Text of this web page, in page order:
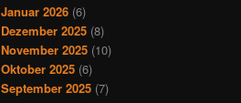
Januar 2026 (6)
Dezember 2025 (8)
November 2025 (10)
Oktober 2025 (6)
September 2025 (7)